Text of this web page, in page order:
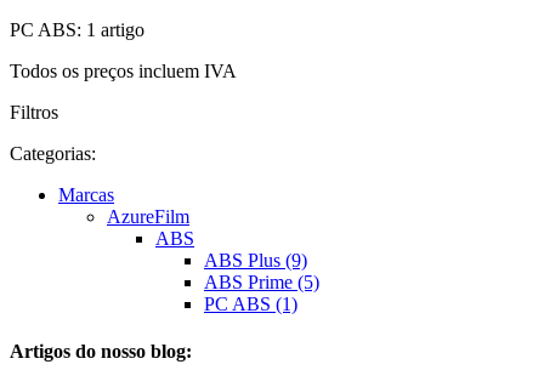
PC ABS: 1 artigo
Todos os preços incluem IVA
Filtros
Categorias:
Marcas
AzureFilm
ABS
ABS Plus (9)
ABS Prime (5)
PC ABS (1)
Artigos do nosso blog: